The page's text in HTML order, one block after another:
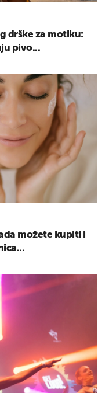
drške za motiku:
pivo...
možete kupiti i